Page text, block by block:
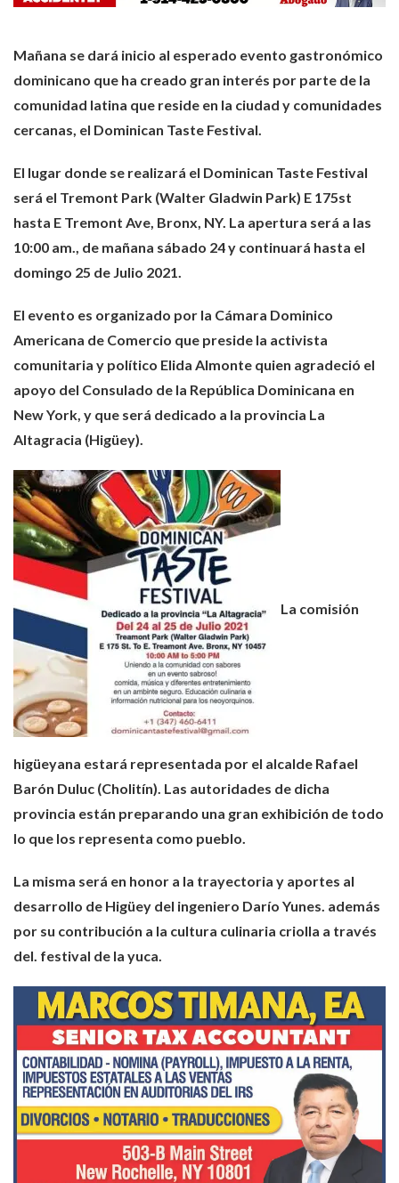
Mañana se dará inicio al esperado evento gastronómico
dominicano que ha creado gran interés por parte de la
comunidad latina que reside en la ciudad y comunidades
cercanas, el Dominican Taste Festival.
El lugar donde se realizará el Dominican Taste Festival
será el Tremont Park (Walter Gladwin Park) E 175st
hasta E Tremont Ave, Bronx, NY. La apertura será a las
10:00 am., de mañana sábado 24 y continuará hasta el
domingo 25 de Julio 2021.
El evento es organizado por la Cámara Dominico
Americana de Comercio que preside la activista
comunitaria y político Elida Almonte quien agradeció el
apoyo del Consulado de la República Dominicana en
New York, y que será dedicado a la provincia La
Altagracia (Higüey).
La comisión
higüeyana estará representada por el alcalde Rafael
Barón Duluc (Cholitín). Las autoridades de dicha
provincia están preparando una gran exhibición de todo
lo que los representa como pueblo.
La misma será en honor a la trayectoria y aportes al
desarrollo de Higüey del ingeniero Darío Yunes. además
por su contribución a la cultura culinaria criolla a través
del. festival de la yuca.